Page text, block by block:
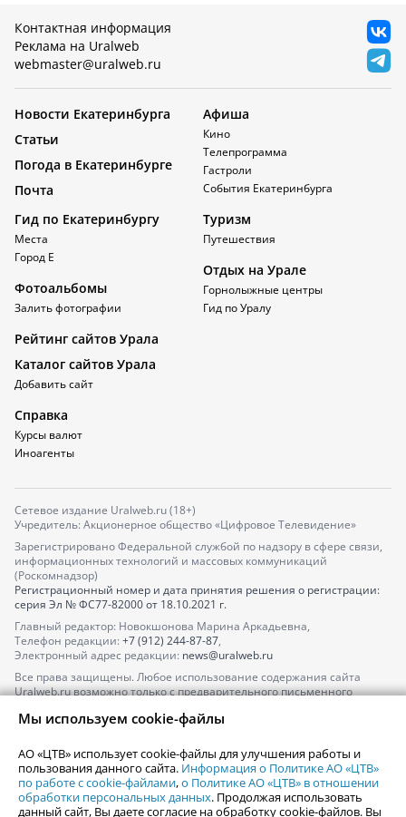
Контактная информация
Реклама на Uralweb
webmaster@uralweb.ru
Новости Екатеринбурга
Статьи
Погода в Екатеринбурге
Почта
Афиша
Кино
Телепрограмма
Гастроли
События Екатеринбурга
Гид по Екатеринбургу
Места
Город Е
Фотоальбомы
Залить фотографии
Туризм
Путешествия
Отдых на Урале
Горнолыжные центры
Гид по Уралу
Рейтинг сайтов Урала
Каталог сайтов Урала
Добавить сайт
Справка
Курсы валют
Иноагенты
Сетевое издание Uralweb.ru (18+)
Учредитель: Акционерное общество «Цифровое Телевидение»
Зарегистрировано Федеральной службой по надзору в сфере связи,
информационных технологий и массовых коммуникаций
(Роскомнадзор)
Регистрационный номер и дата принятия решения о регистрации:
серия Эл № ФС77-82000от 18.10.2021 г.
Главный редактор: Новокшонова Марина Аркадьевна,
Телефон редакции: +7 (912) 244-87-87,
Электронный адрес редакции: news@uralweb.ru
Все права защищены. Любое использование содержания сайта
Uralweb.ru возможно только с предварительного письменного
По вопросам размещения рекламы обращайтесь по тел.
По вопросам размещения информации в разделе «Афиша»
afisha@uralweb.ru
Пользовательское соглашение на использование сайта
Мы используем cookie-файлы
АО «ЦТВ» использует cookie-файлы для улучшения работы и
пользования данного сайта. Информация о Политике АО «ЦТВ»
по работе с cookie-файлами,о Политике АО «ЦТВ» в отношении
обработки персональных данных. Продолжая использовать
данный сайт, Вы даете согласие на обработку cookie-файлов. Вы